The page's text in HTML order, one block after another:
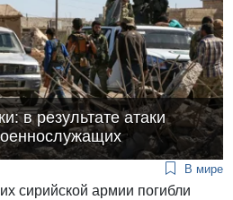
в результате атаки
В мире
сирийской армии погибли